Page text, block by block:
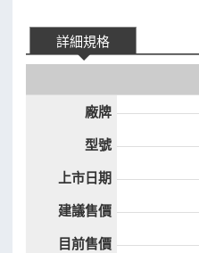
詳細規格
廠牌
型號
上市日期
建議售價
目前售價